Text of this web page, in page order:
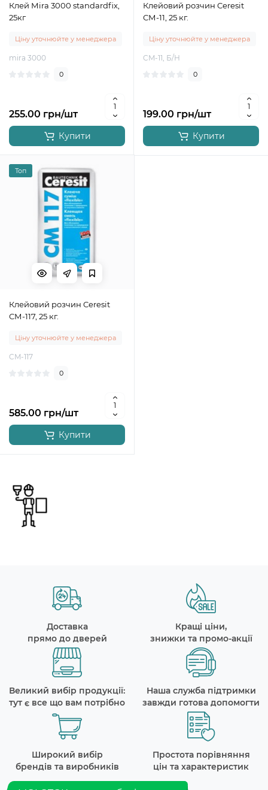
Клей Мira 3000 standardfix,
25кг
Ціну уточнюйте у менеджера
mira 3000
0
255.00 грн/шт
Купити
Клейовий розчин Ceresit
СМ-11, 25 кг.
Ціну уточнюйте у менеджера
CM-11, Б/Н
0
199.00 грн/шт
Купити
Топ
Клейовий розчин Ceresit
СМ-117, 25 кг.
Ціну уточнюйте у менеджера
CM-117
0
585.00 грн/шт
Купити
Доставка
прямо до дверей
Кращі ціни,
знижки та промо-акції
Великий вибір продукції:
тут є все що вам потрібно
Наша служба підтримки
завжди готова допомогти
Широкий вибір
брендів та виробників
Простота порівняння
цін та характеристик